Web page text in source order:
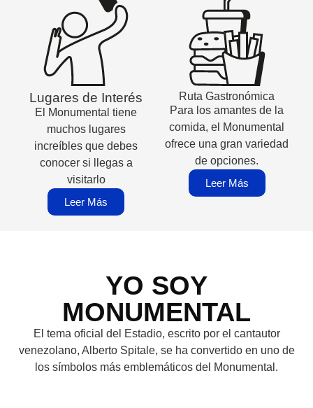
Lugares de Interés
El Monumental tiene
muchos lugares
increíbles que debes
conocer si llegas a
visitarlo
Leer Más
Ruta Gastronómica
Para los amantes de la
comida, el Monumental
ofrece una gran variedad
de opciones.
Leer Más
YO SOY
MONUMENTAL
El tema oficial del Estadio, escrito por el cantautor
venezolano, Alberto Spitale, se ha convertido en uno de
los símbolos más emblemáticos del Monumental.